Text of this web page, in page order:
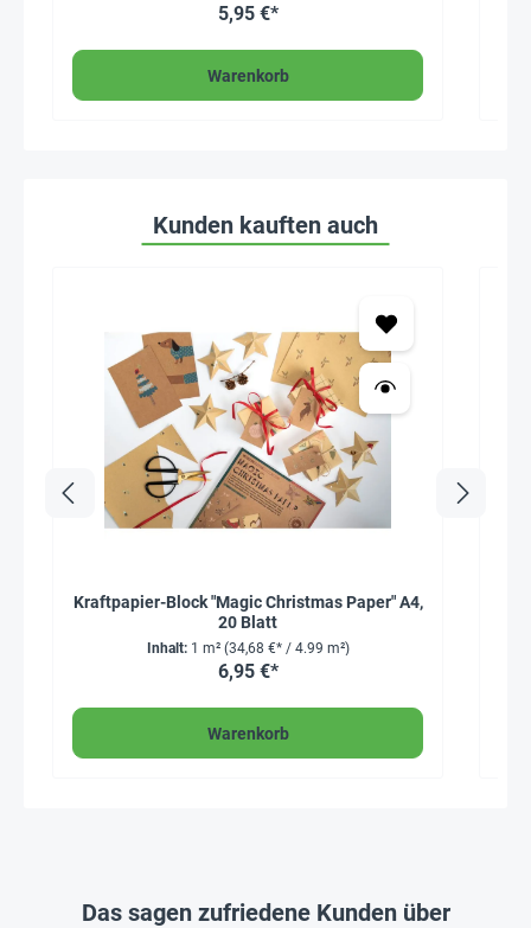
5,95 €*
Warenkorb
Kunden kauften auch
Kraftpapier-Block "Magic Christmas Paper" A4,
20 Blatt
Inhalt: 1 m² (34,68 €* / 4.99 m²)
6,95 €*
Warenkorb
Das sagen zufriedene Kunden über